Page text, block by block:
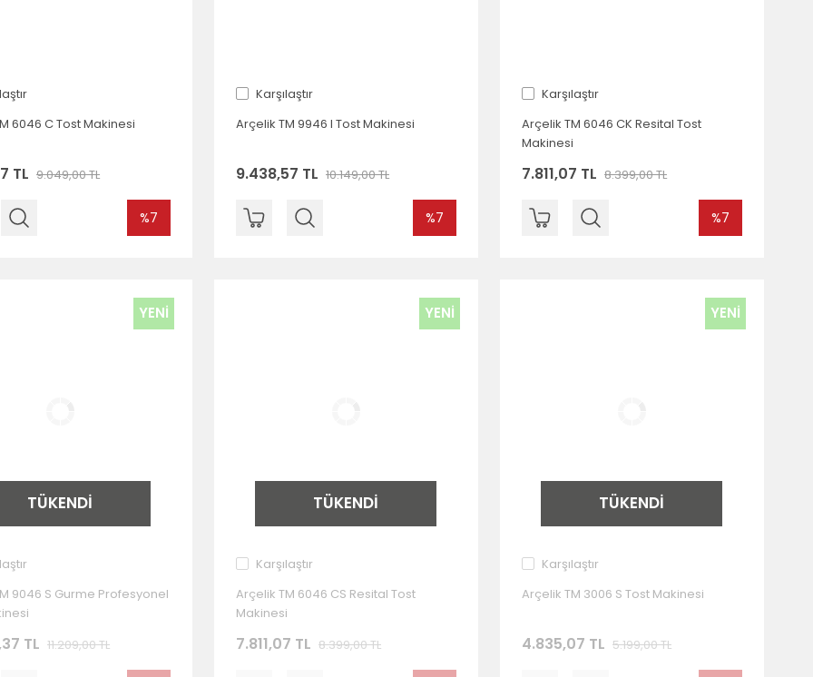
6046 C Tost Makinesi
TL 9.049,00 TL
%7
Karşılaştır
Arçelik TM 9946 I Tost Makinesi
9.438,57 TL 10.149,00 TL
%7
Karşılaştır
Arçelik TM 6046 CK Resital Tost
Makinesi
7.811,07 TL 8.399,00 TL
%7
TÜKENDİ
YENİ
9046 S Gurme Profesyonel
TL 11.209,00 TL
TÜKENDİ
YENİ
Karşılaştır
Arçelik TM 6046 CS Resital Tost
Makinesi
7.811,07 TL 8.399,00 TL
TÜKENDİ
YENİ
Karşılaştır
Arçelik TM 3006 S Tost Makinesi
4.835,07 TL 5.199,00 TL